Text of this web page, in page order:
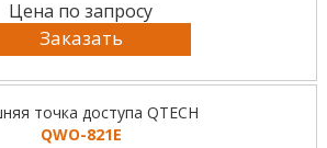
Цена по запросу
Заказать
точка доступа QTECH
QWO-821E